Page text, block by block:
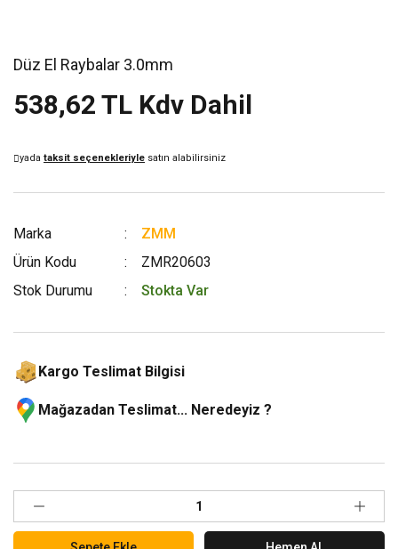
Düz El Raybalar 3.0mm
538,62 TL Kdv Dahil
yada taksit seçenekleriyle satın alabilirsiniz
Marka
ZMM
Ürün Kodu
ZMR20603
Stok Durumu
Stokta Var
Kargo Teslimat Bilgisi
Mağazadan Teslimat... Neredeyiz ?